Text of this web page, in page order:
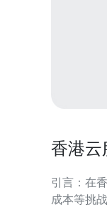
香港云
引言：在
成本等挑